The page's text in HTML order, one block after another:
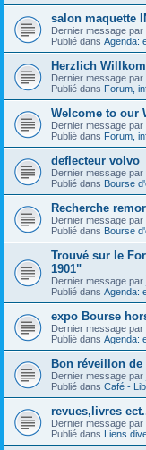
salon maquette
Dernier message par
Publié dans Agenda:
Herzlich
Dernier message par
Publié dans Forum,
Welcome to our
Dernier message par
Publié dans Forum,
deflecteur volvo
Dernier message par
Publié dans Bourse
Recherche
Dernier message par
Publié dans Bourse
Trouvé sur le
1901"
Dernier message par
Publié dans Agenda:
expo Bourse
Dernier message par
Publié dans Agenda:
Bon réveillon de
Dernier message par
Publié dans Café -
revues,livres
Dernier message par
Publié dans Liens